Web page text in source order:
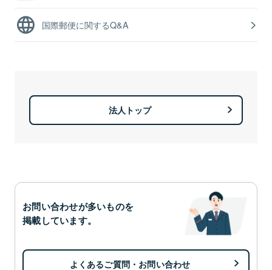
国際郵便に関するQ&A
法人トップ
お問い合わせが多いものを
掲載しています。
よくあるご質問・お問い合わせ